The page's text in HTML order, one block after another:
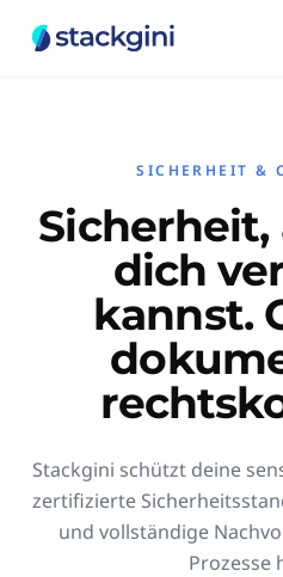
SICHERHEIT &
dich
kannst.
Stackgini schützt deine
zertifizierte
und vollständige
Prozesse